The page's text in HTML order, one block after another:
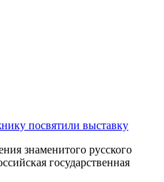
посвятили выставку
знаменитого русского
государственная